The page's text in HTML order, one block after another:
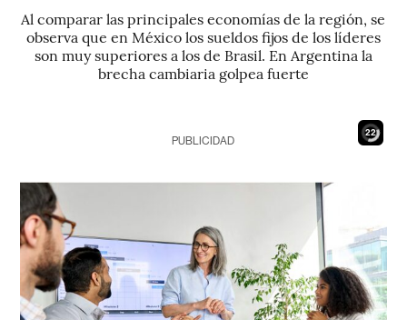
Al comparar las principales economías de la región, se
observa que en México los sueldos fijos de los líderes
son muy superiores a los de Brasil. En Argentina la
brecha cambiaria golpea fuerte
20
PUBLICIDAD